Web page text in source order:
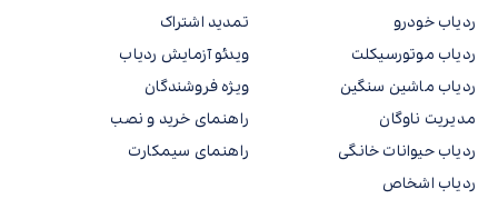
ردیاب خودرو
ردیاب موتورسیکلت
ردیاب ماشین سنگین
مدیریت ناوگان
ردیاب حیوانات خانگی
ردیاب اشخاص
تمدید اشتراک
ویدئو آزمایش ردیاب
ویژه فروشندگان
راهنمای خرید و نصب
راهنمای سیمکارت